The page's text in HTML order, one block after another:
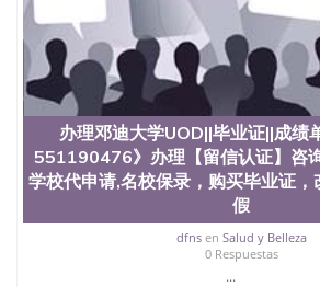
办理邓迪大学UOD||毕业证||成
551190476》办理【留信认证】咨
学校代申请,名校保录，购买毕业证
假
dfnsen Salud y Belleza
0 Respuestas
...